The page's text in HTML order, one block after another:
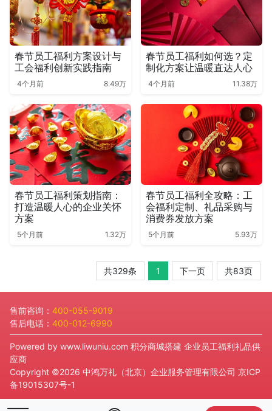
春节员工福利方案设计与
工会福利创新实践指南
4个月前 8.49万
春节员工福利如何选？定
制化方案让温暖直达人心
4个月前 11.38万
春节员工福利策划指南：
打造温暖人心的企业关怀
方案
5个月前 1.32万
春节员工福利全攻略：工
会福利定制、礼品采购与
消费券发放方案
5个月前 5.93万
共329条 1 下一页 共83页
售前咨询： 400-055-9019
售后电话： 400-012-6990
Powered by www.liwuniu.com 积分商城搭建 企业员工福利礼品供
应商
Copyright ©2026 中鸿万礼（北京）企业服务管理有限公司 京ICP
备19015307号-1